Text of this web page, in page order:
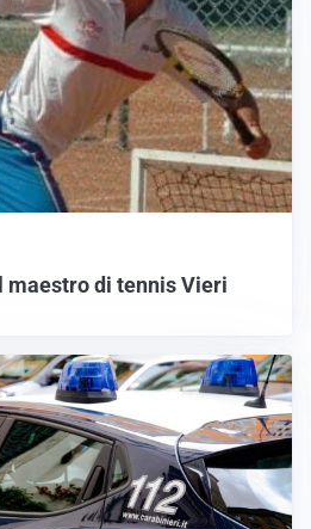
maestro di tennis Vieri